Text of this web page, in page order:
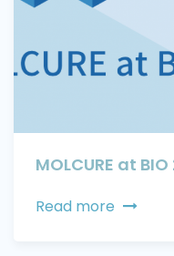
MOLCURE at
Read more